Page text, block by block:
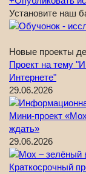
Установите наш
Новые проекты
Проект на тему
Интернете"
29.06.2026
Мини-проект
ждать»
29.06.2026
Краткосрочный